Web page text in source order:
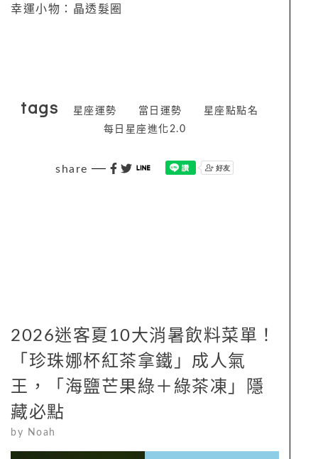
幸運小物：晶透髮圈
tags 星座運勢 當日運勢
星座點點名
每日星座進化2.0
share
2026迷客夏10大消暑飲料菜單！
「珍珠娜杯紅茶拿鐵」成人氣
王，「海鹽芒果綠＋綠茶凍」隱
藏必點
by Noah